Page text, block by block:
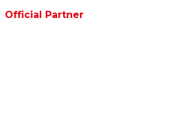
Official Partner